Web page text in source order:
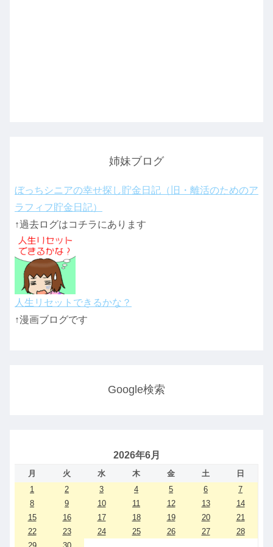
姉妹ブログ
ぼっちシニアの幸せ探し貯金日記（旧・離活のためのア
ラフィフ貯金日記）
↑過去ログはコチラにあります
人生リセットできるかな？
↑漫画ブログです
Google検索
2026年6月
月 火 水 木 金 土
日
1
2 3 4 5 6
7
8
9 10 11 12 13
14
15
16 17 18 19 20
21
22
23 24 25 26 27
28